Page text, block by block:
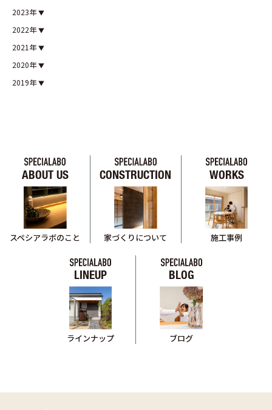
2023年
2022年
2021年
2020年
2019年
ABOUT US
スペシアラボのこと
CONSTRUCTION
家づくりについて
WORKS
施工事例
LINEUP
ラインナップ
BLOG
ブログ